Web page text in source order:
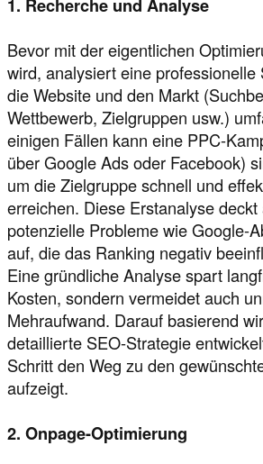
Bevor mit der eigentlichen
wird, analysiert eine professionelle
die Website und den Markt
Wettbewerb, Zielgruppen usw.)
einigen Fällen kann eine PPC-
über Google Ads oder Facebook)
um die Zielgruppe schnell und
erreichen. Diese Erstanalyse deckt
potenzielle Probleme wie Google-
auf, die das Ranking negativ
Eine gründliche Analyse spart
Kosten, sondern vermeidet auch
Mehraufwand. Darauf basierend
detaillierte SEO-Strategie
Schritt den Weg zu den
aufzeigt.
2. Onpage-Optimierung